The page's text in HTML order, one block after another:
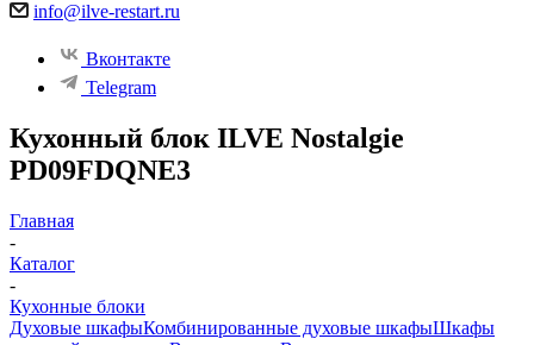
info@ilve-restart.ru
Вконтакте
Telegram
Кухонный блок ILVE Nostalgie
PD09FDQNE3
Главная
-
Каталог
-
Кухонные блоки
Духовые шкафыКомбинированные духовые шкафыШкафы